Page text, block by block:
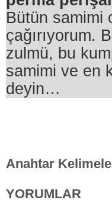
Bütün samimi
çağırıyorum.
zulmü, bu
samimi ve en
deyin…
Anahtar
YORUMLAR